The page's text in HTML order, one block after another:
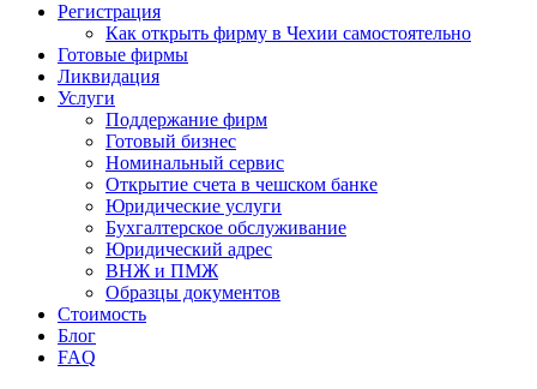
Регистрация
Как открыть фирму в Чехии самостоятельно
Готовые фирмы
Ликвидация
Услуги
Поддержание фирм
Готовый бизнес
Номинальный сервис
Открытие счета в чешском банке
Юридические услуги
Бухгалтерское обслуживание
Юридический адрес
ВНЖ и ПМЖ
Образцы документов
Стоимость
Блог
FAQ